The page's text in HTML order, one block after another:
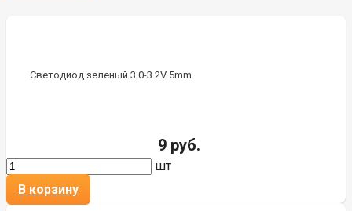
Светодиод зеленый 3.0-3.2V 5mm
9 руб.
шт
В корзину